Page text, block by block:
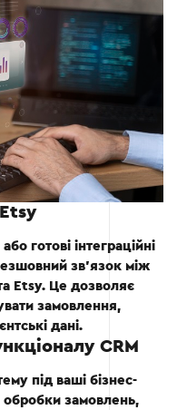
3
функціоналу
реальних даних.
можливих
системи під
Etsy
готові інтеграційні
зв’язок між
Etsy. Це дозволяє
замовлення,
дані.
CRM
під ваші бізнес-
обробки замовлень,